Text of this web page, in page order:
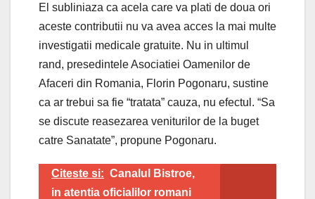
El subliniaza ca acela care va plati de doua ori
aceste contributii nu va avea acces la mai multe
investigatii medicale gratuite. Nu in ultimul
rand, presedintele Asociatiei Oamenilor de
Afaceri din Romania, Florin Pogonaru, sustine
ca ar trebui sa fie “tratata” cauza, nu efectul. “Sa
se discute reasezarea veniturilor de la buget
catre Sanatate”, propune Pogonaru.
Citeste si: Canalul Bistroe,
in atentia oficialilor romani